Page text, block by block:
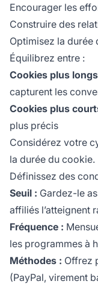
Encourager les
Construire des
Optimisez la durée
Équilibrez entre :
Cookies plus longs
capturent les
Cookies plus
plus précis
Considérez votre
la durée du cookie.
Définissez des
Seuil : Gardez-le
affiliés l’atteignent
Fréquence :
les programmes à
Méthodes : Offrez
(PayPal, virement